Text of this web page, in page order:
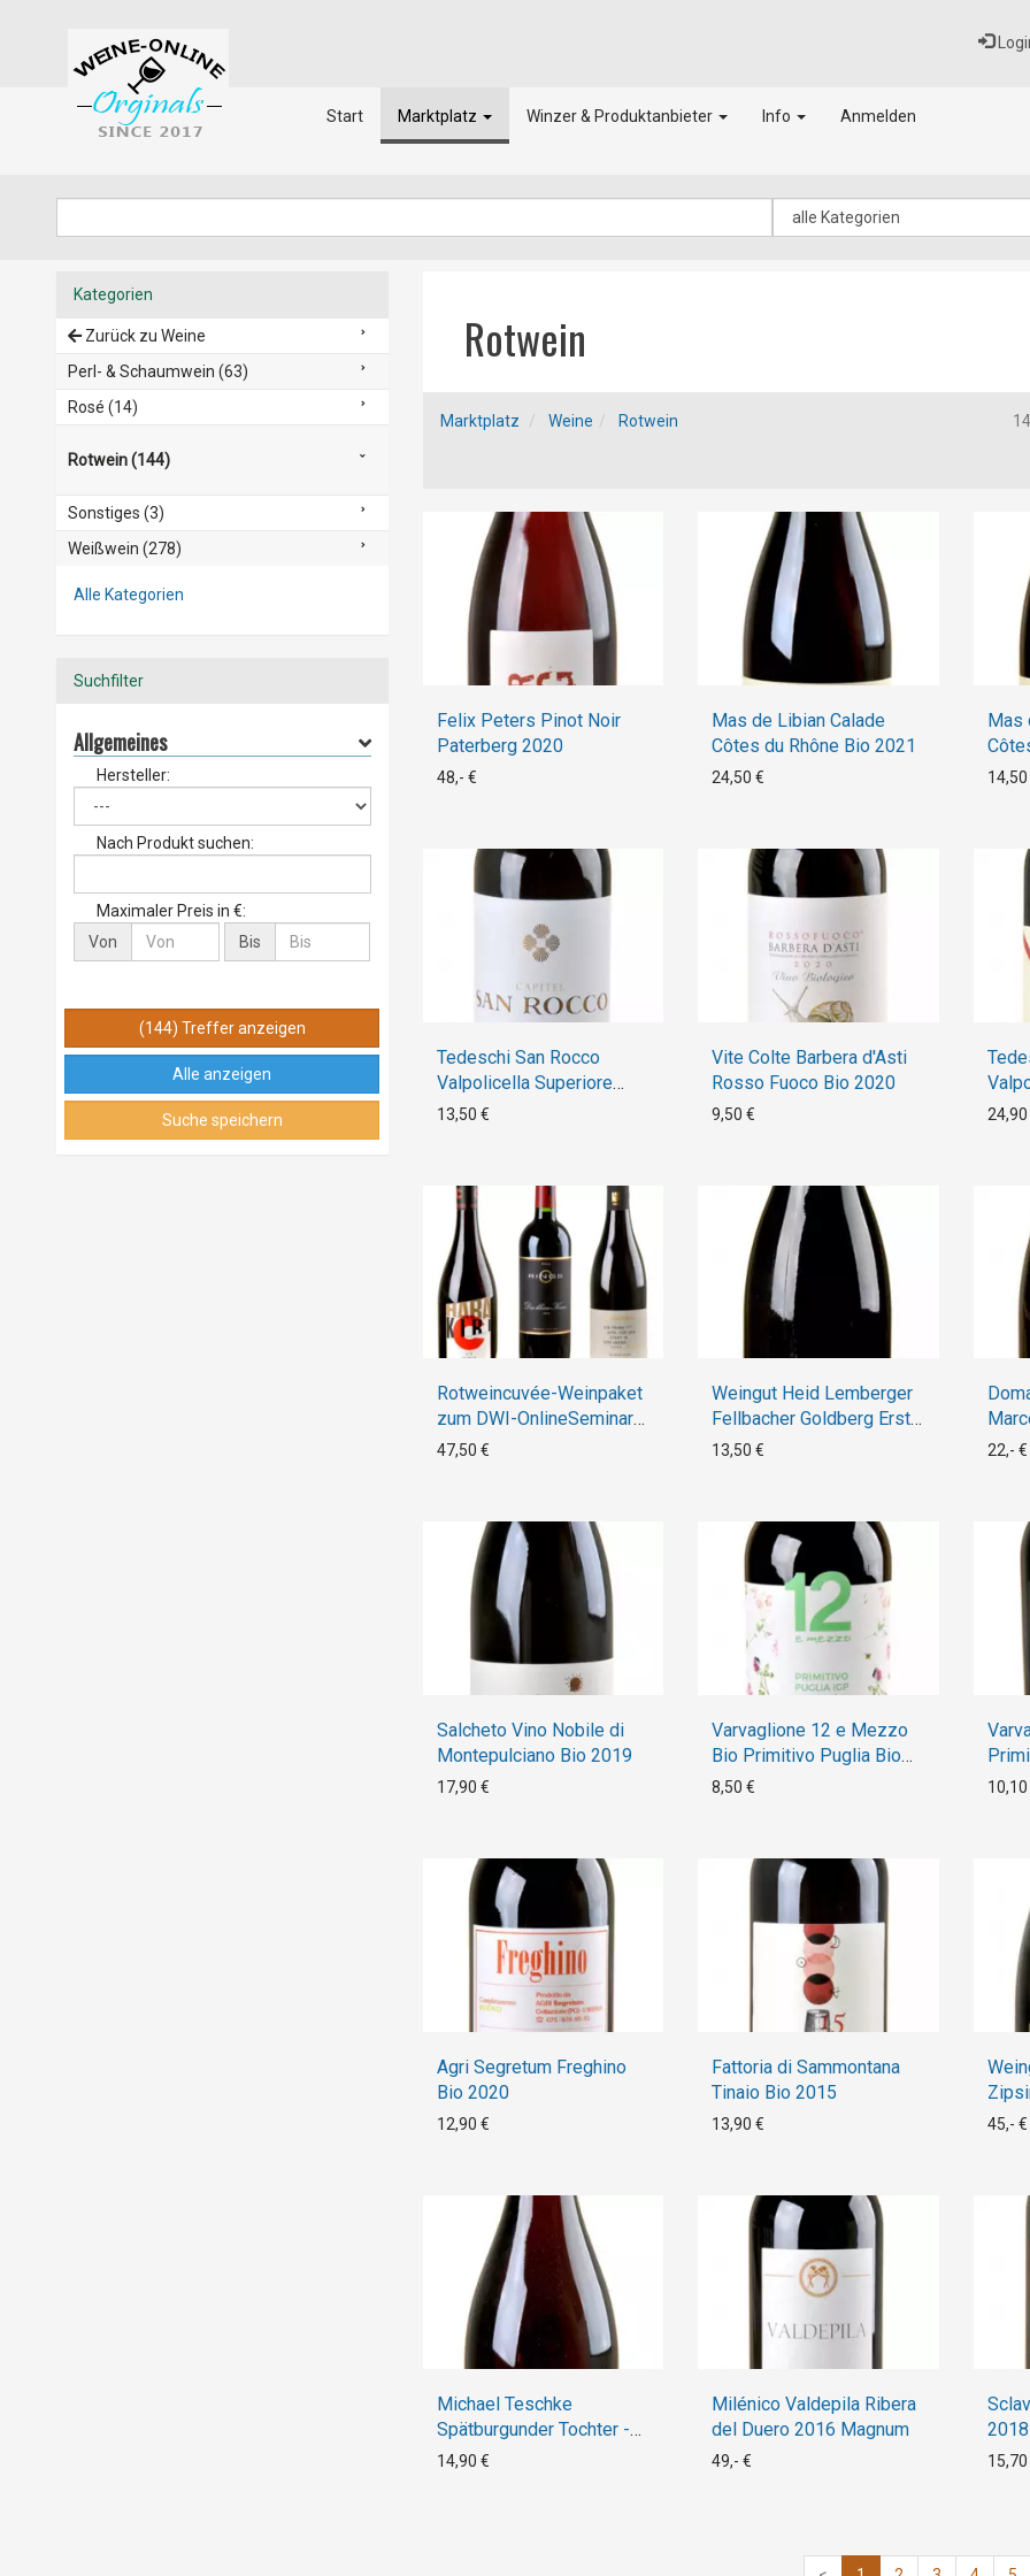
Start Marktplatz Winzer & Produktanbieter Info Anmelden
Rotwein
Marktplatz Weine Rotwein
Felix Peters Pinot Noir
Paterberg 2020
48,- €
Mas de Libian Calade
Côtes du Rhône Bio 2021
24,50 €
Mas
14,50
Tedeschi San Rocco
Valpolicella Superiore
Ripasso 2018
13,50 €
Vite Colte Barbera d'Asti
Rosso Fuoco Bio 2020
9,50 €
2016
24,90
Rotweincuvée-Weinpaket
zum DWI-OnlineSeminar
WeinEntdeckerWissen
47,50 €
Weingut Heid Lemberger
Fellbacher Goldberg Erste
Lage Bio 2018
13,50 €
2020
22,- €
Salcheto Vino Nobile di
Montepulciano Bio 2019
17,90 €
Varvaglione 12 e Mezzo
Bio Primitivo Puglia Bio
2019
8,50 €
2019
10,10
Agri Segretum Freghino
Bio 2020
12,90 €
Fattoria di Sammontana
Tinaio Bio 2015
13,90 € 45,- €
Michael Teschke
Spätburgunder Tochter -
Naive Weine- 2012
14,90 €
Milénico Valdepila Ribera
del Duero 2016 Magnum
49,- €
2018
15,70
Kategorien
Zurück zu Weine
Perl- & Schaumwein (63)
Rosé (14)
Rotwein (144)
Sonstiges (3)
Weißwein (278)
Alle Kategorien
Suchfilter
Allgemeines
Hersteller:
Nach Produkt suchen:
Maximaler Preis in €:
Von
Bis
(144) Treffer anzeigen
Alle anzeigen
Suche speichern